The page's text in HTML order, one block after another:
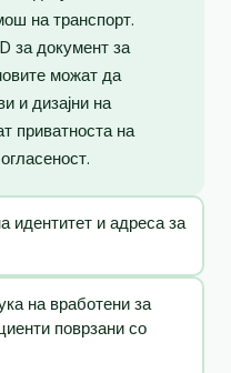
на транспорт.
за документ за
можат да
и дизајни на
приватноста на
идентитет и адреса за
на вработени за
поврзани со